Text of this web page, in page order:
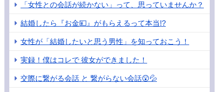
「女性との会話が続かない」って、思っていませんか？
結婚したら『お金💴』がもらえるって本当!?
女性が「結婚したいと思う男性」を知っておこう！
実録！僕はコレで 彼女ができました！
交際に繋がる会話 と 繋がらない会話😲💦